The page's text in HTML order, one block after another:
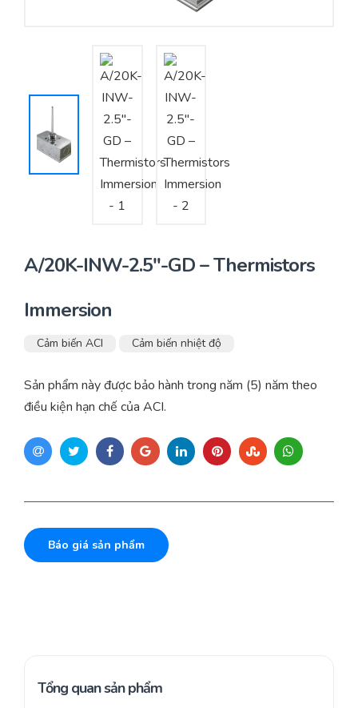
Tư vấn – Thiết kế – Cung cấp thiết bị HVAC
Tư vấn thiết kế, thi công tủ điều khiển
Thi công – Lắp đặt hệ thống HVAC
A/20K-INW-2.5″-GD – Thermistors
Immersion
Cảm biến ACI Cảm biến nhiệt độ
Sản phẩm này được bảo hành trong năm (5) năm theo
điều kiện hạn chế của ACI.
Báo giá sản phẩm
Tổng quan sản phẩm